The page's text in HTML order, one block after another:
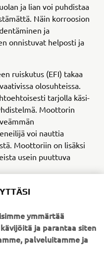
ja lian voi puhdistaa
Näin korroosion
ja
onnistuvat helposti ja
ruiskutus (EFI) takaa
olosuhteissa.
tarjolla käsi-
Moottorin
voi nauttia
Moottoriin on lisäksi
usein puuttuva
Yamahan LAN-
Monitoiminen
mukavuutta.
kiinteästi
joka
ymmärtää
ja parantaa siten
palveluitamme ja